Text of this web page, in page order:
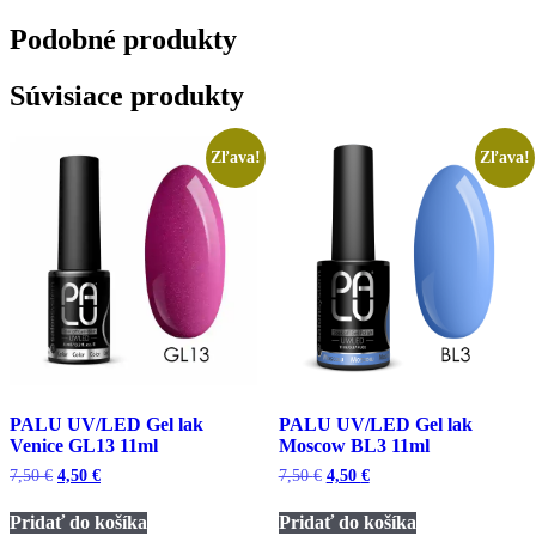
Podobné produkty
Súvisiace produkty
Zľava!
PALU UV/LED Gel lak
Venice GL13 11ml
7,50€ Pôvodná
bola:
7,50 €.
4,50 €Aktuálna
je:
4,50 €.
Pridať do košíka
Zľava!
PALU UV/LED Gel lak
Moscow BL3 11ml
7,50€ Pôvodná
bola:
7,50 €.
4,50 €Aktuálna
je:
4,50 €.
Pridať do košíka